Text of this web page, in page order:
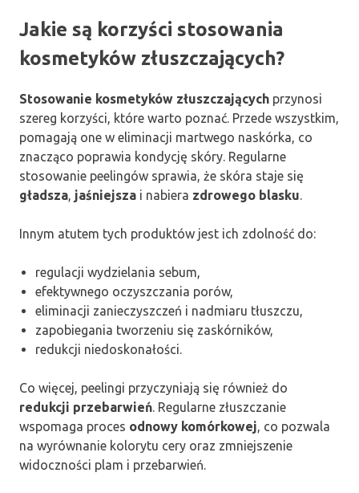
Jakie są korzyści stosowania
kosmetyków złuszczających?
Stosowanie kosmetyków złuszczających przynosi
szereg korzyści, które warto poznać. Przede wszystkim,
pomagają one w eliminacji martwego naskórka, co
znacząco poprawia kondycję skóry. Regularne
stosowanie peelingów sprawia, że skóra staje się
gładsza, jaśniejsza i nabiera zdrowego blasku.
Innym atutem tych produktów jest ich zdolność do:
regulacji wydzielania sebum,
efektywnego oczyszczania porów,
eliminacji zanieczyszczeń i nadmiaru tłuszczu,
zapobiegania tworzeniu się zaskórników,
redukcji niedoskonałości.
Co więcej, peelingi przyczyniają się również do
redukcji przebarwień. Regularne złuszczanie
wspomaga proces odnowy komórkowej, co pozwala
na wyrównanie kolorytu cery oraz zmniejszenie
widoczności plam i przebarwień.